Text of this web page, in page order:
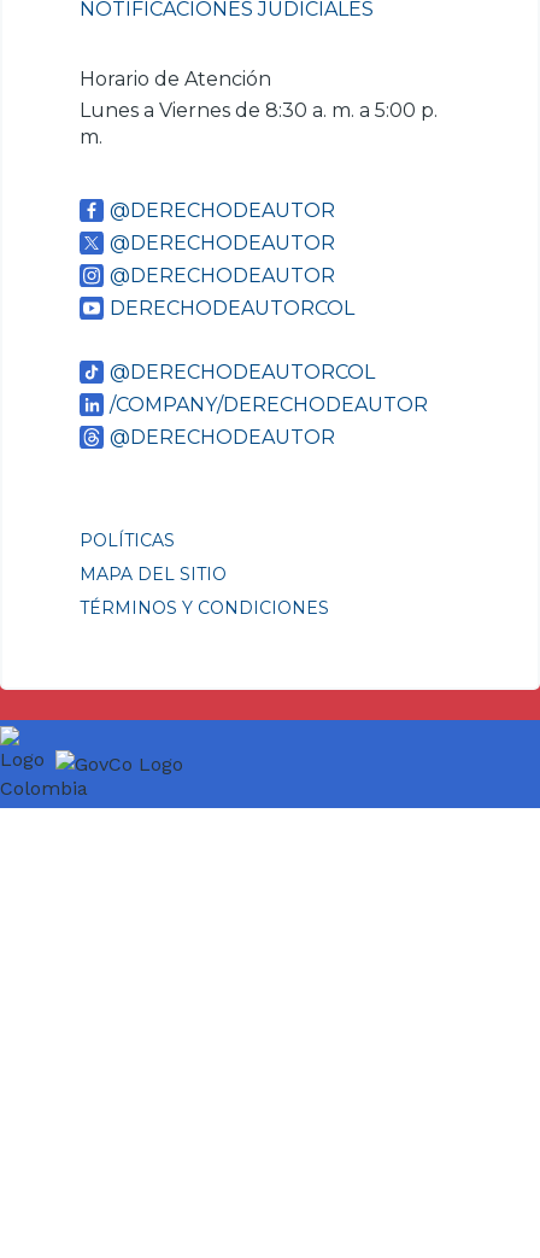
NOTIFICACIONES JUDICIALES
Horario de Atención
Lunes a Viernes de 8:30 a. m. a 5:00 p.
m.
@DERECHODEAUTOR
@DERECHODEAUTOR
@DERECHODEAUTOR
DERECHODEAUTORCOL
@DERECHODEAUTORCOL
/COMPANY/DERECHODEAUTOR
@DERECHODEAUTOR
POLÍTICAS
MAPA DEL SITIO
TÉRMINOS Y CONDICIONES